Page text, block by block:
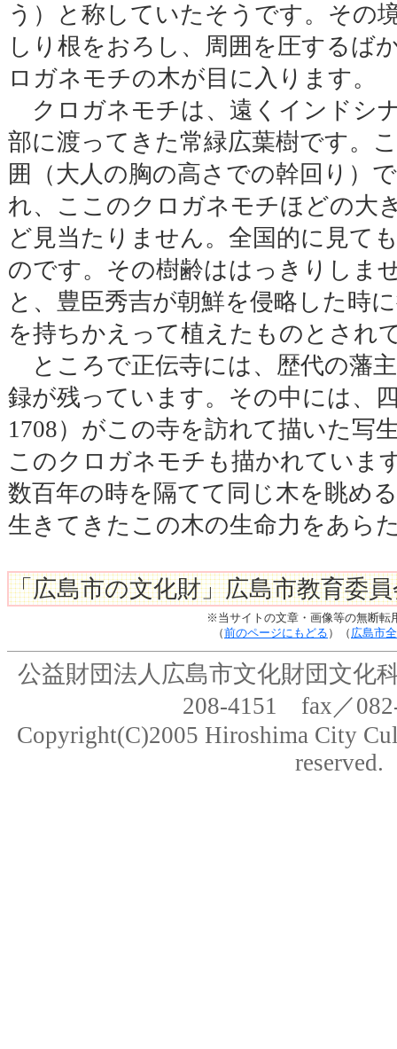
う）と称していたそうです。その
しり根をおろし、周囲を圧するば
ロガネモチの木が目に入ります。
クロガネモチは、遠くインドシ
部に渡ってきた常緑広葉樹です。
囲（大人の胸の高さでの幹回り）
れ、ここのクロガネモチほどの大
ど見当たりません。全国的に見て
のです。その樹齢ははっきりしま
と、豊臣秀吉が朝鮮を侵略した時
を持ちかえって植えたものとされ
ところで正伝寺には、歴代の藩
録が残っています。その中には、
1708）がこの寺を訪れて描いた写
このクロガネモチも描かれていま
数百年の時を隔てて同じ木を眺め
生きてきたこの木の生命力をあら
「広島市の文化財」広島市教育委
※当サイトの文章・画像等の無断転
（前のページにもどる ）（ 広島市
公益財団法人広島市文化財団文化
208-4151 fax／
Copyright(C)2005 Hiroshima City
reserved.